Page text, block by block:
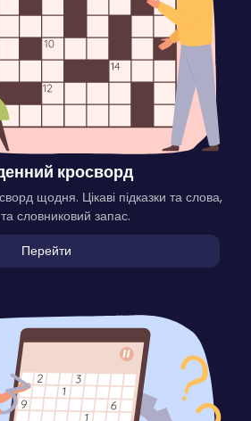
кросворд
щодня. Цікаві підказки та слова,
словниковий запас.
Перейти